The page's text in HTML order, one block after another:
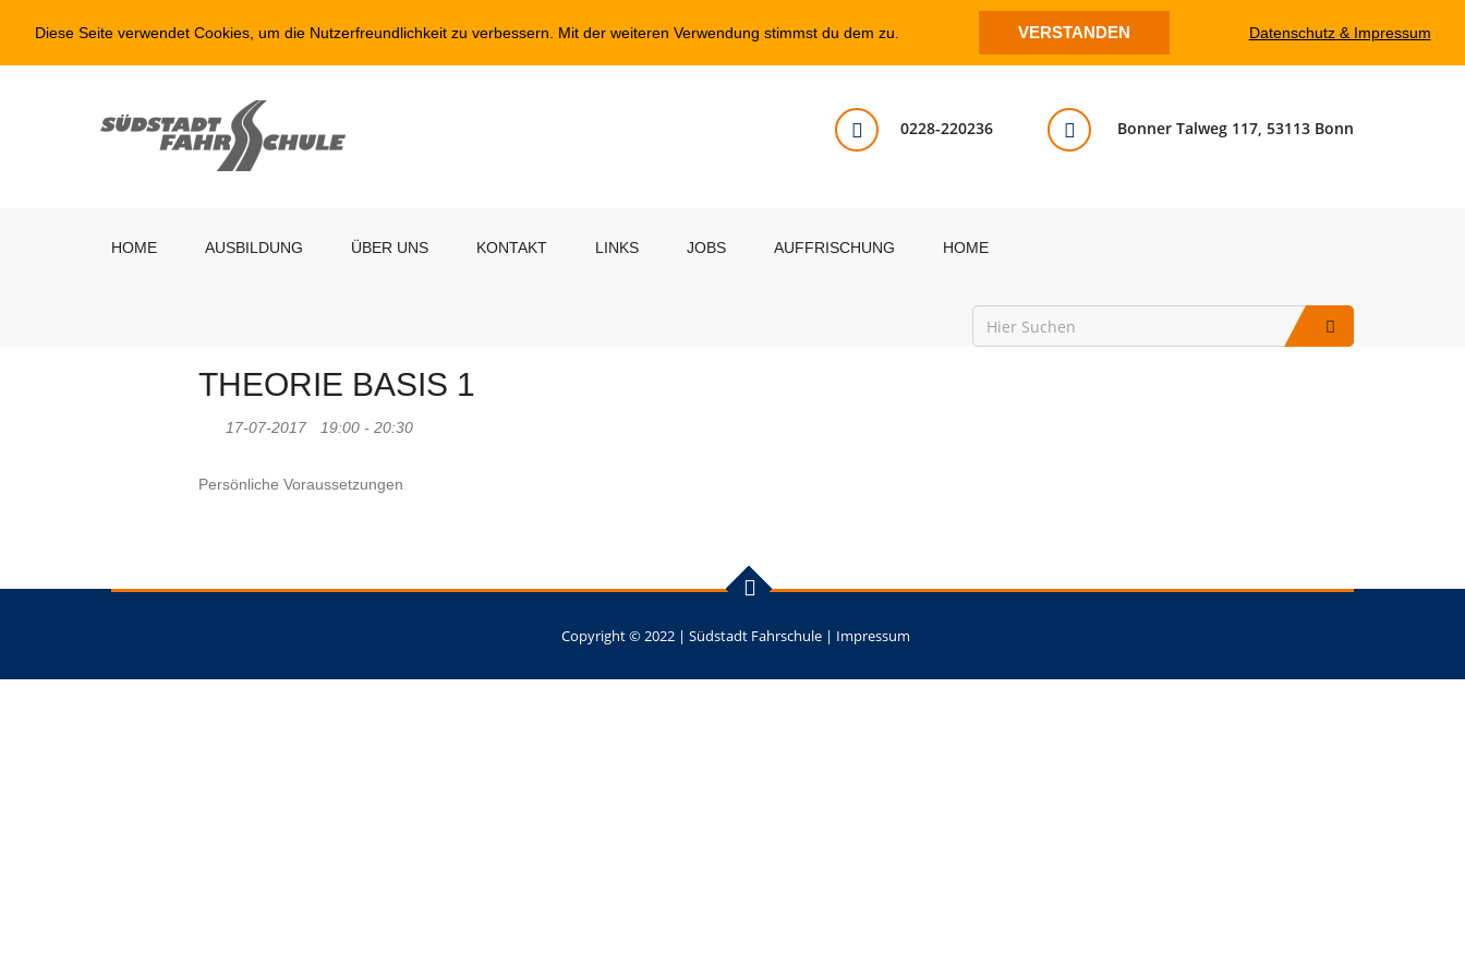
Bonner Talweg 117, 53113 Bonn
0228-220236
HOME AUSBILDUNG ÜBER UNS KONTAKT LINKS JOBS AUFFRISCHUNG HOME
THEORIE BASIS 1
17-07-2017 19:00 - 20:30
Persönliche Voraussetzungen
Copyright © 2022 | Südstadt Fahrschule | Impressum
Diese Seite verwendet Cookies, um die Nutzerfreundlichkeit zu verbessern. Mit der weiteren Verwendung stimmst du dem zu. VERSTANDEN Datenschutz & Impressum